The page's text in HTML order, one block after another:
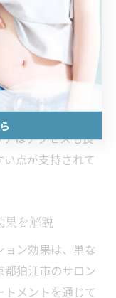
でなくサロンの
す。完全個室や
美容のプロによ
トレスや疲れを
はアクセスも良
点が支持されて
果を解説
ン効果は、単な
狛江市のサロン
メントを通じて